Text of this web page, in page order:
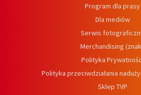
Program dla prasy
Dla mediów
Serwis
Merchandising
Polityka
Polityka przeciwdziałania
Sklep TVP